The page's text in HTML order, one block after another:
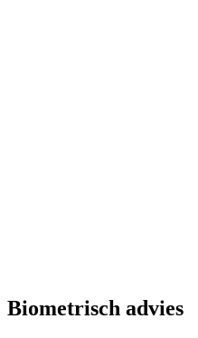
Biometrisch advies